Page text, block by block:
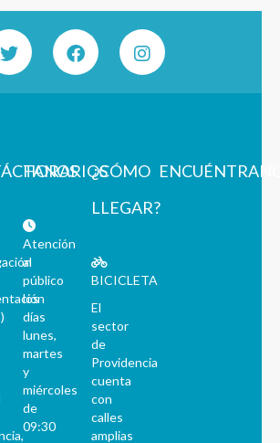
HORARIOS
Atención
al
público
los
días
lunes,
martes
y
miércoles
de
09:30
¿CÓMO
LLEGAR?
BICICLETA
El
sector
de
Providencia
cuenta
con
calles
amplias